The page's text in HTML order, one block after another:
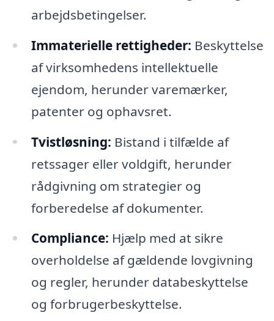
arbejdsbetingelser.
Immaterielle rettigheder: Beskyttelse
af virksomhedens intellektuelle
ejendom, herunder varemærker,
patenter og ophavsret.
Tvistløsning: Bistand i tilfælde af
retssager eller voldgift, herunder
rådgivning om strategier og
forberedelse af dokumenter.
Compliance: Hjælp med at sikre
overholdelse af gældende lovgivning
og regler, herunder databeskyttelse
og forbrugerbeskyttelse.